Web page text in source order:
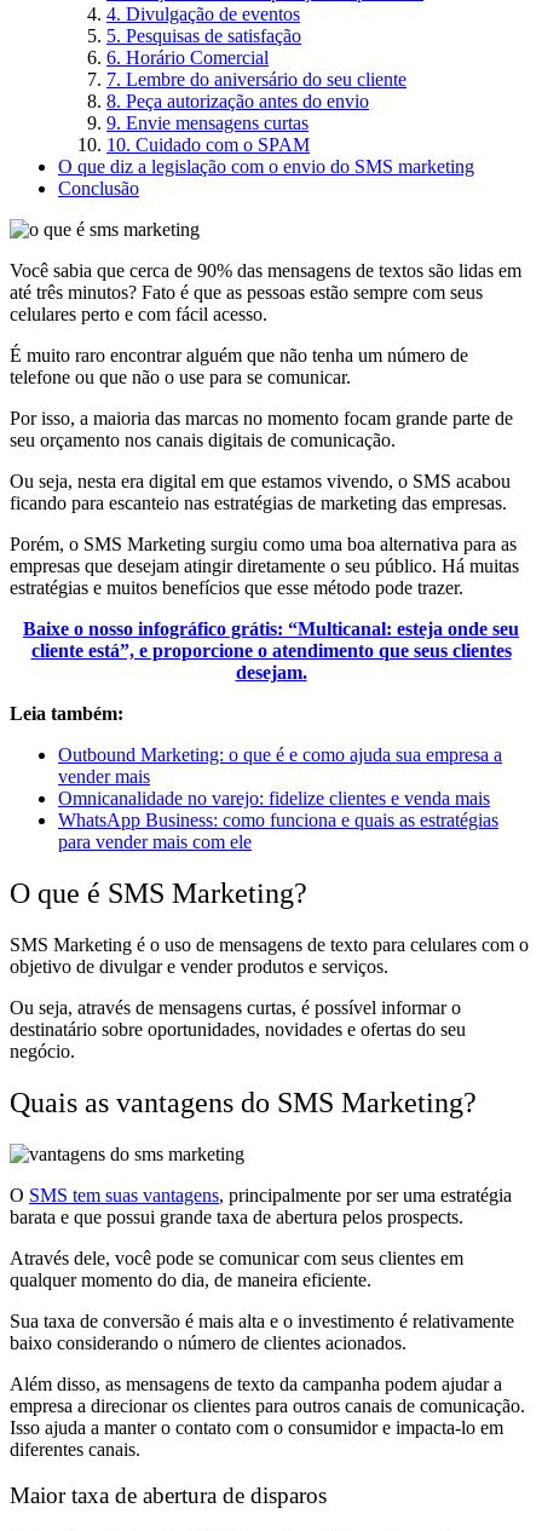
4. Divulgação de eventos
5. Pesquisas de satisfação
​​6. Horário Comercial
7. Lembre do aniversário do seu cliente
8. Peça autorização antes do envio
9. Envie mensagens curtas
10. Cuidado com o SPAM
O que diz a legislação com o envio do SMS marketing
Conclusão
Você sabia que cerca de 90% das mensagens de textos são lidas em
até três minutos? Fato é que as pessoas estão sempre com seus
celulares perto e com fácil acesso.
É muito raro encontrar alguém que não tenha um número de
telefone ou que não o use para se comunicar.
Por isso, a maioria das marcas no momento focam grande parte de
seu orçamento nos canais digitais de comunicação.
Ou seja, nesta era digital em que estamos vivendo, o SMS acabou
ficando para escanteio nas estratégias de marketing das empresas.
Porém, o SMS Marketing surgiu como uma boa alternativa para as
empresas que desejam atingir diretamente o seu público. Há muitas
estratégias e muitos benefícios que esse método pode trazer.
Baixe o nosso infográfico grátis: “Multicanal: esteja onde seu
cliente está”, e proporcione o atendimento que seus clientes
desejam.
Leia também:
Outbound Marketing: o que é e como ajuda sua empresa a
vender mais
Omnicanalidade no varejo: fidelize clientes e venda mais
WhatsApp Business: como funciona e quais as estratégias
para vender mais com ele
O que é SMS Marketing?
SMS Marketing é o uso de mensagens de texto para celulares com o
objetivo de divulgar e vender produtos e serviços.
Ou seja, através de mensagens curtas, é possível informar o
destinatário sobre oportunidades, novidades e ofertas do seu
negócio.
Quais as vantagens do SMS Marketing?
O SMS tem suas vantagens, principalmente por ser uma estratégia
barata e que possui grande taxa de abertura pelos prospects.
Através dele, você pode se comunicar com seus clientes em
qualquer momento do dia, de maneira eficiente.
Sua taxa de conversão é mais alta e o investimento é relativamente
baixo considerando o número de clientes acionados.
Além disso, as mensagens de texto da campanha podem ajudar a
empresa a direcionar os clientes para outros canais de comunicação.
Isso ajuda a manter o contato com o consumidor e impacta-lo em
diferentes canais.
Maior taxa de abertura de disparos